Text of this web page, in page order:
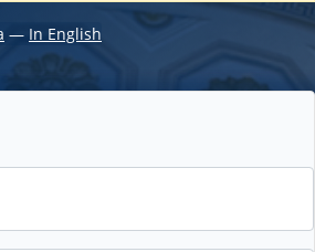
― In English